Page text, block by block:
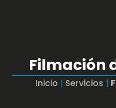
Filmación
Inicio | Servicios |